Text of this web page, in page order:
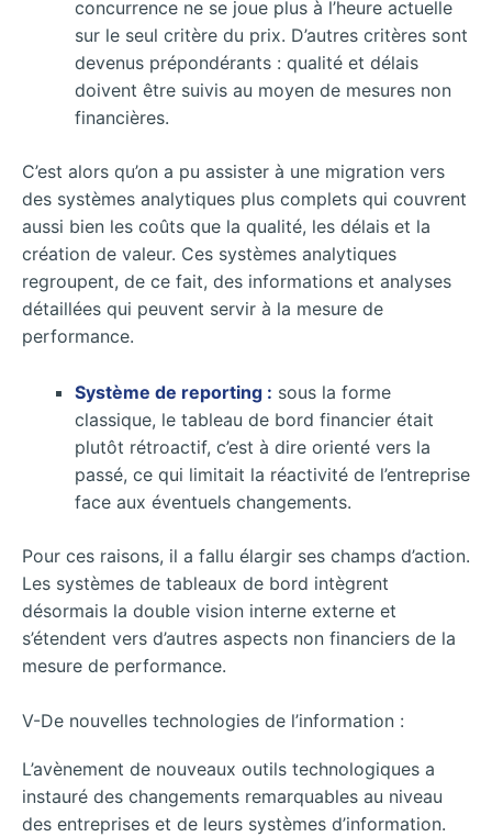
concurrence ne se joue plus à l’heure actuelle
sur le seul critère du prix. D’autres critères sont
devenus prépondérants : qualité et délais
doivent être suivis au moyen de mesures non
financières.
C’est alors qu’on a pu assister à une migration vers
des systèmes analytiques plus complets qui couvrent
aussi bien les coûts que la qualité, les délais et la
création de valeur. Ces systèmes analytiques
regroupent, de ce fait, des informations et analyses
détaillées qui peuvent servir à la mesure de
performance.
Système de reporting : sous la forme
classique, le tableau de bord financier était
plutôt rétroactif, c’est à dire orienté vers la
passé, ce qui limitait la réactivité de l’entreprise
face aux éventuels changements.
Pour ces raisons, il a fallu élargir ses champs d’action.
Les systèmes de tableaux de bord intègrent
désormais la double vision interne externe et
s’étendent vers d’autres aspects non financiers de la
mesure de performance.
V-De nouvelles technologies de l’information :
L’avènement de nouveaux outils technologiques a
instauré des changements remarquables au niveau
des entreprises et de leurs systèmes d’information.